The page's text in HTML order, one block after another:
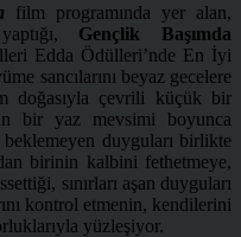
film programında yer alan,
Gençlik Başımda
Edda Ödülleri’nde En İyi
sancılarını beyaz gecelere
doğasıyla çevrili küçük bir
bir yaz mevsimi boyunca
duyguları birlikte
birinin kalbini fethetmeye,
sınırları aşan duyguları
kontrol etmenin, kendilerini
yüzleşiyor.